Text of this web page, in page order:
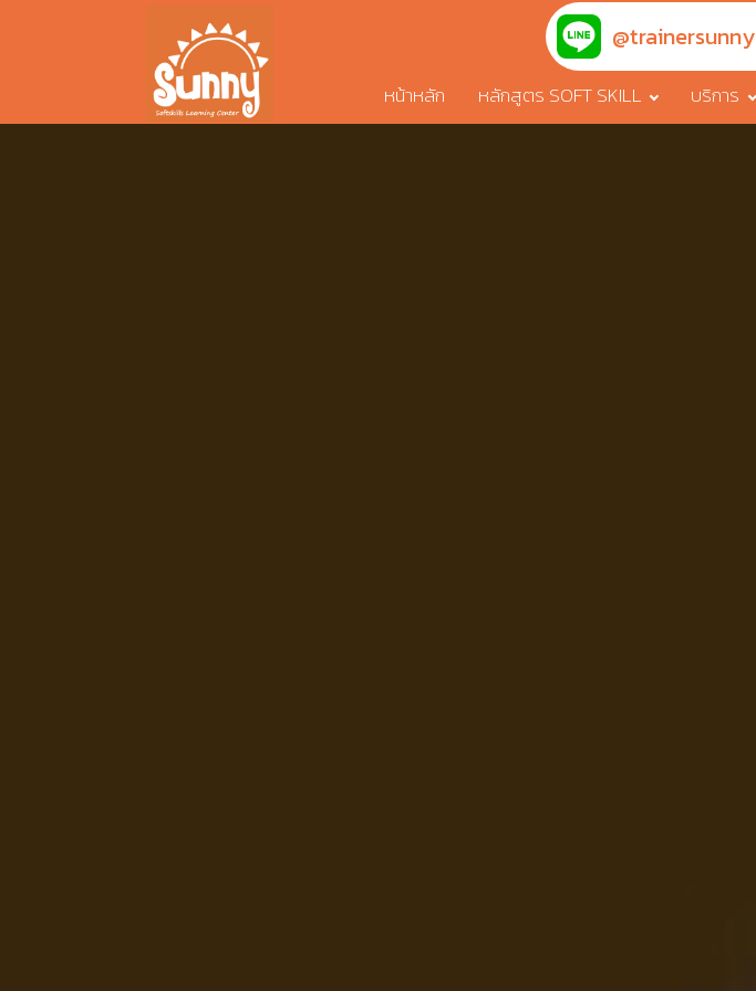
@trainersunny
หน้าหลัก หลักสูตร SOFT SKILL บริการ